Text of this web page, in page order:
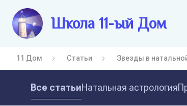
Школа 11-ый Дом
11 Дом Статьи Звезды в
Все статьиНатальная астрология